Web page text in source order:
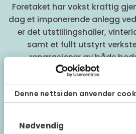
Denne nettsiden anvender
Nødvendig
Foretaket har vokst kraftig
dag et imponerende anlegg
er det utstillingshaller,
samt et fullt utstyrt
reparasjoner av både
sympatiske verksmesteren
oss rundt på anlegget,
velfungerende og strukturert